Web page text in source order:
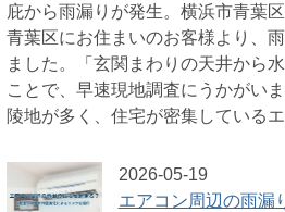
庇から雨漏りが発生。横浜市青葉
青葉区にお住まいのお客様より、
ました。「玄関まわりの天井から
ことで、早速現地調査にうかがい
陵地が多く、住宅が密集しているエ
2026-05-19
エアコン周辺の雨漏